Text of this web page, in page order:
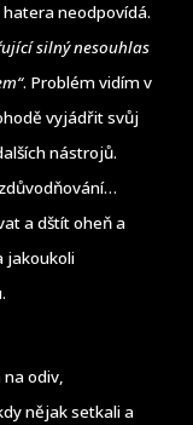
neodpovídá.
silný nesouhlas
. Problém vidím v
vyjádřit svůj
nástrojů.
a dštít oheň a
jakoukoli
odiv,
nějak setkali a